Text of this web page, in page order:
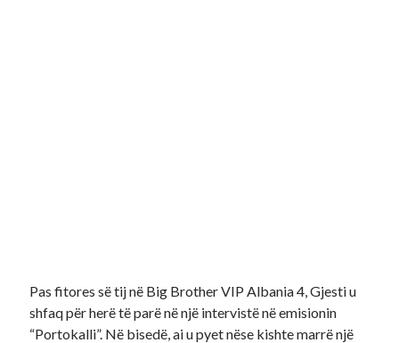
Pas fitores së tij në Big Brother VIP Albania 4, Gjesti u
shfaq për herë të parë në një intervistë në emisionin
“Portokalli”. Në bisedë, ai u pyet nëse kishte marrë një